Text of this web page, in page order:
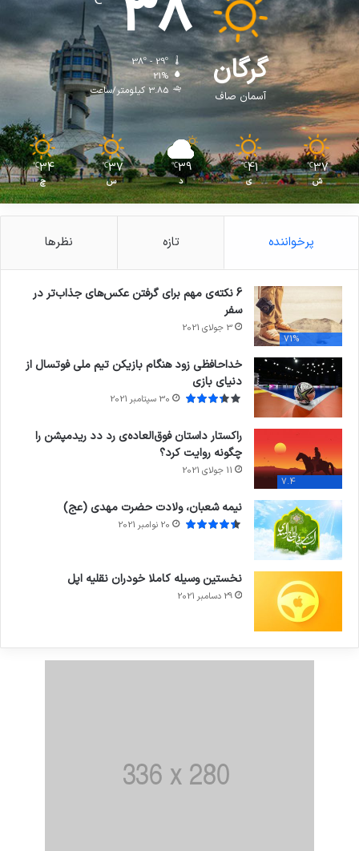
گرگان
آسمان صاف
38º - 29º
21%
3.85 کیلومتر/ساعت
37
℃
ش
41
℃
ی
39
℃
د
37
℃
س
34
℃
چ
پرخواننده تازه نظرها
71%
6 نکته‌ی مهم برای گرفتن عکس‌های جذاب‌تر در
سفر
3 جولای 2021
خداحافظی زود هنگام بازیکن تیم ملی فوتسال از
دنیای بازی
30 سپتامبر 2021
7.4
راکستار داستان فوق‌العاده‌ی رد دد ریدمپشن را
چگونه روایت کرد؟
11 جولای 2021
نیمه شعبان، ولادت حضرت مهدی (عج)
20 نوامبر 2021
نخستین وسیله کاملا خودران نقلیه اپل
29 دسامبر 2021